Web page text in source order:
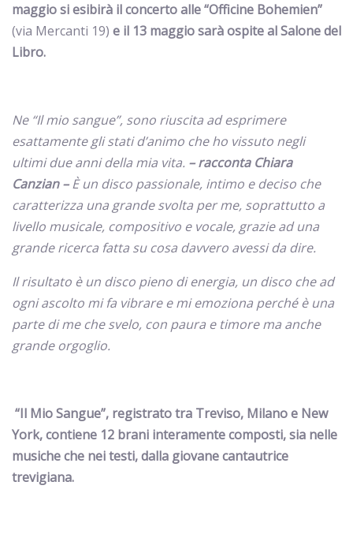
maggio si esibirà il concerto alle “Officine Bohemien”
(via Mercanti 19) e il 13 maggio sarà ospite al Salone del
Libro.
Ne “Il mio sangue”, sono riuscita ad esprimere
esattamente gli stati d’animo che ho vissuto negli
ultimi due anni della mia vita. – racconta Chiara
Canzian –È un disco passionale, intimo e deciso che
caratterizza una grande svolta per me, soprattutto a
livello musicale, compositivo e vocale, grazie ad una
grande ricerca fatta su cosa davvero avessi da dire.
Il risultato è un disco pieno di energia, un disco che ad
ogni ascolto mi fa vibrare e mi emoziona perché è una
parte di me che svelo, con paura e timore ma anche
grande orgoglio.
“Il Mio Sangue”, registrato tra Treviso, Milano e New
York, contiene 12 brani interamente composti, sia nelle
musiche che nei testi, dalla giovane cantautrice
trevigiana.